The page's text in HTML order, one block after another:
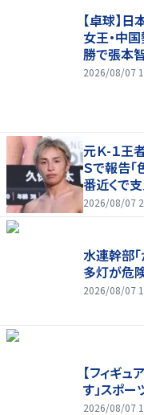
【卓球】
女王・中
勝で張本
2026/08/07
元Ｋ-１王
Ｓで報告
番近くで
家庭を築
2026/08/07
水連幹部
多灯が危
2026/08/07
【フィギ
す」スポ
2026/08/07